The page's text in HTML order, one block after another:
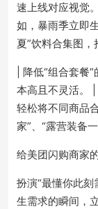
速上线对应视觉
如，暴雨季立即
夏”饮料合集图，
| 降低“组合套
本高且不灵活。 |
轻松将不同商品
家”、“露营装备
给美团闪购商家
扮演“最懂你此
生需求的瞬间，